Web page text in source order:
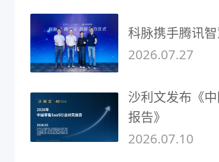
科脉携手腾讯
2026.07.27
沙利文发布《
报告》
2026.07.10